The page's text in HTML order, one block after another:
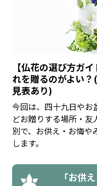
【仏花の選び方ガ
れを贈るのがよい
見表あり)
今回は、四十九日やお
どお贈りする場所・
別で、お供え・お悔や
します。
「お供